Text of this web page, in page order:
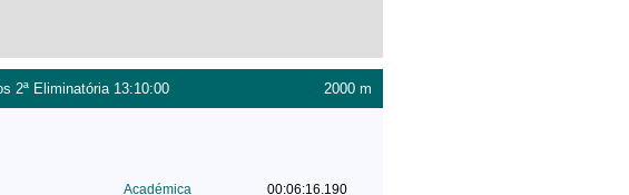
2ª Eliminatória 13:10:00 2000 m
Académica 00:06:16.190